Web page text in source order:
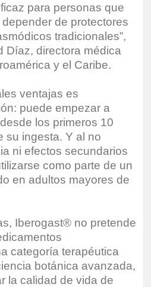
para personas que
de protectores
tradicionales”,
Díaz, directora médica
y el Caribe.
ventajas es
puede empezar a
los primeros 10
su ingesta. Y al no
ni efectos secundarios
como parte de un
en adultos mayores de
Iberogast® no pretende
categoría terapéutica
botánica avanzada,
la calidad de vida de